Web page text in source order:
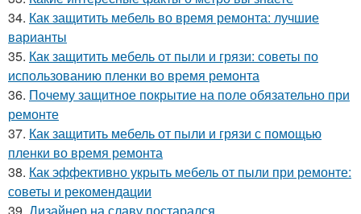
34. Как защитить мебель во время ремонта: лучшие
варианты
35. Как защитить мебель от пыли и грязи: советы по
использованию пленки во время ремонта
36. Почему защитное покрытие на поле обязательно при
ремонте
37. Как защитить мебель от пыли и грязи с помощью
пленки во время ремонта
38. Как эффективно укрыть мебель от пыли при ремонте:
советы и рекомендации